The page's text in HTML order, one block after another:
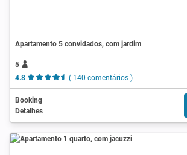
Apartamento 5 convidados, com jardim
5
4.8
( 140 comentários )
Booking
Detalhes